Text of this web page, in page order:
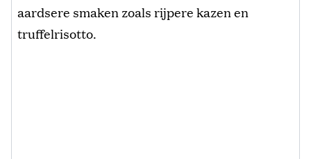
aardsere smaken zoals rijpere kazen en
truffelrisotto.